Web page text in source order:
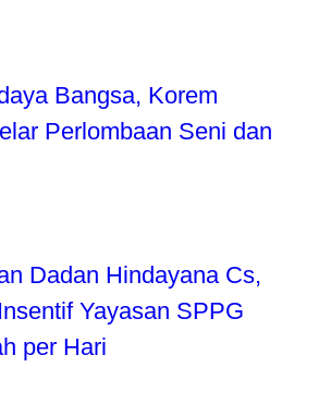
Bangsa, Korem
Perlombaan Seni dan
Dadan Hindayana Cs,
Yayasan SPPG
per Hari